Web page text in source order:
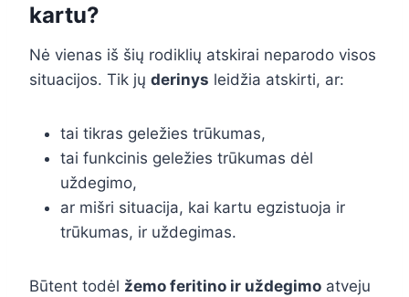
kartu?
Nė vienas iš šių rodiklių atskirai neparodo visos
situacijos. Tik jų derinys leidžia atskirti, ar:
tai tikras geležies trūkumas,
tai funkcinis geležies trūkumas dėl
uždegimo,
ar mišri situacija, kai kartu egzistuoja ir
trūkumas, ir uždegimas.
Būtent todėl žemo feritino ir uždegimo atveju